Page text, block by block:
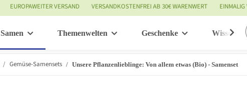
EUROPAWEITER VERSAND VERSANDKOSTENFREI AB 30€ WARENWERT
Samen Themenwelten Geschenke
Gemüse-Samensets Unsere Pflanzenlieblinge: Von allem etwas (Bio) - Samenset